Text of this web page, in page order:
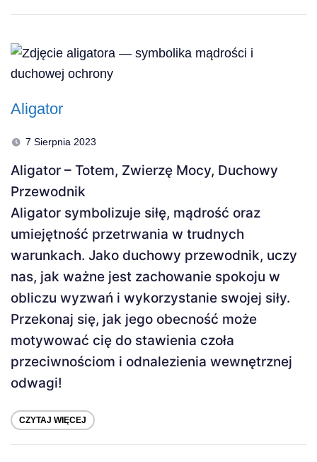
Aligator
7 Sierpnia 2023
Aligator – Totem, Zwierzę Mocy, Duchowy
Przewodnik
Aligator symbolizuje siłę, mądrość oraz
umiejętność przetrwania w trudnych
warunkach. Jako duchowy przewodnik, uczy
nas, jak ważne jest zachowanie spokoju w
obliczu wyzwań i wykorzystanie swojej siły.
Przekonaj się, jak jego obecność może
motywować cię do stawienia czoła
przeciwnościom i odnalezienia wewnętrznej
odwagi!
CZYTAJ WIĘCEJ